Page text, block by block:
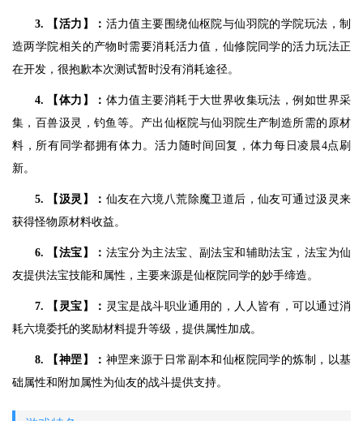
3. 【活力】： 活力值主要围绕仙枢院与仙羽院的学院玩法，制
造两学院相关的产物时需要消耗活力值，仙修院同学的活力玩法正
在开发，很抱歉本次测试暂时没有消耗途径。
4. 【体力】： 体力值主要消耗于大世界收集玩法，例如世界采
集，百兽汲灵，钓鱼等。产出仙枢院与仙羽院生产制造所需的原材
料，所有同学都拥有体力。活力随时间回复，体力每日凌晨4点刷
新。
5. 【汲灵】： 仙友在六境八荒除魔卫道后，仙友可通过汲灵来
获得怪物原材料收益。
6. 【法宝】： 法宝分为主法宝、副法宝和辅助法宝，法宝为仙
友提供法宝技能和属性，主要来源是仙枢院同学的妙手缔造。
7. 【灵宝】： 灵宝是战斗职业通用的，人人皆有，可以通过消
耗六境委托的奖励材料提升等级，提供属性加成。
8. 【神罡】： 神罡来源于日常副本和仙枢院同学的炼制，以基
础属性和附加属性为仙友的战斗提供支持。